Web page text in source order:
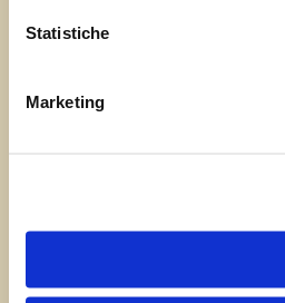
Statistiche
Marketing